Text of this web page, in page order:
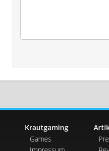
Krautgaming
Games